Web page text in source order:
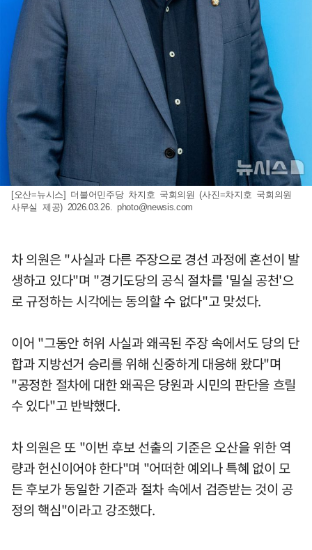
[오산=뉴시스] 더불어민주당 차지호 국회의원 (사진=차지호 국회의원
사무실 제공) 2026.03.26. photo@newsis.com
차 의원은 "사실과 다른 주장으로 경선 과정에 혼선이 발
생하고 있다"며 "경기도당의 공식 절차를 '밀실 공천'으
로 규정하는 시각에는 동의할 수 없다"고 맞섰다.
이어 "그동안 허위 사실과 왜곡된 주장 속에서도 당의 단
합과 지방선거 승리를 위해 신중하게 대응해 왔다"며
"공정한 절차에 대한 왜곡은 당원과 시민의 판단을 흐릴
수 있다"고 반박했다.
차 의원은 또 "이번 후보 선출의 기준은 오산을 위한 역
량과 헌신이어야 한다"며 "어떠한 예외나 특혜 없이 모
든 후보가 동일한 기준과 절차 속에서 검증받는 것이 공
정의 핵심"이라고 강조했다.